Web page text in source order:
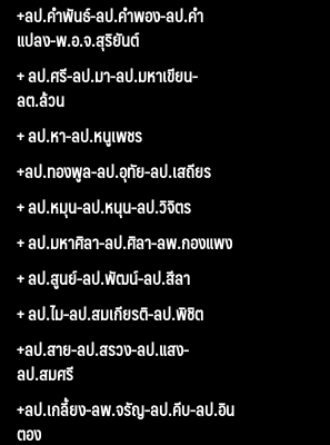
+ลป.คำพันธ์-ลป.คำพอง-ลป.คำ
แปลง-พ.อ.จ.สุริยันต์
+ ลป.ศรี-ลป.มา-ลป.มหาเขียน-
ลต.ล้วน
+ ลป.หา-ลป.หนูเพชร
+ลป.ทองพูล-ลป.อุทัย-ลป.เสถียร
+ ลป.หมุน-ลป.หนุน-ลป.วิจิตร
+ ลป.มหาศิลา-ลป.ศิลา-ลพ.กองแพง
+ ลป.สูนย์-ลป.พัฒน์-ลป.สีลา
+ ลป.ไม-ลป.สมเกียรติ-ลป.พิชิต
+ลป.สาย-ลป.สรวง-ลป.แสง-
ลป.สมศรี
+ลป.เกลี้ยง-ลพ.จรัญ-ลป.คีบ-ลป.อิน
ตอง